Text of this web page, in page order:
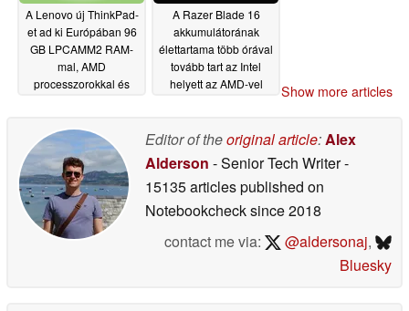
A Lenovo új ThinkPad-
et ad ki Európában 96
GB LPCAMM2 RAM-
mal, AMD
processzorokkal és
A Razer Blade 16
akkumulátorának
élettartama több órával
tovább tart az Intel
helyett az AMD-vel
Show more articles
Editor of theoriginal article:Alex
Alderson - Senior Tech Writer-
15135 articles published on
Notebookchecksince 2018
contact me via:
@aldersonaj,
Bluesky